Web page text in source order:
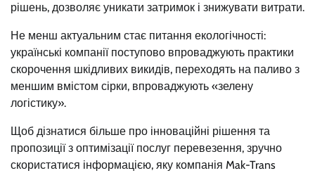
рішень, дозволяє уникати затримок і знижувати витрати.
Не менш актуальним стає питання екологічності:
українські компанії поступово впроваджують практики
скорочення шкідливих викидів, переходять на паливо з
меншим вмістом сірки, впроваджують «зелену
логістику».
Щоб дізнатися більше про інноваційні рішення та
пропозиції з оптимізації послуг перевезення, зручно
скористатися інформацією, яку компанія Mak-Trans